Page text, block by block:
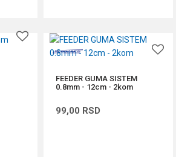
FEEDER GUMA SISTEM
0.8mm - 12cm - 2kom
99,00 RSD